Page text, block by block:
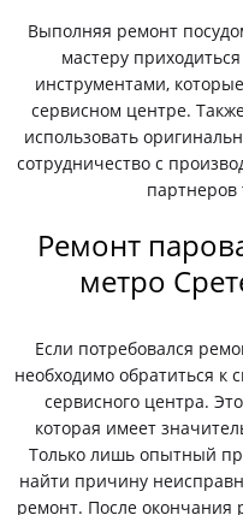
Выполняя ремонт
мастеру
инструментами,
сервисном центре.
использовать
сотрудничество с
партнеров
Ремонт
метро
Если потребовался
необходимо обратиться к
сервисного центра.
которая имеет
Только лишь опытный
найти причину
ремонт. После окончания